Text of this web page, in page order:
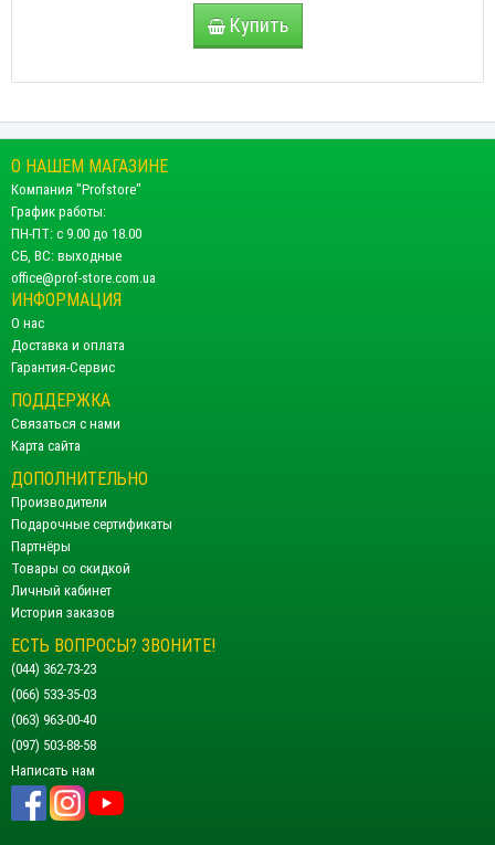
Купить
О НАШЕМ МАГАЗИНЕ
Компания "Profstore"
График работы:
ПН-ПТ: с 9.00 до 18.00
СБ, ВС: выходные
office@prof-store.com.ua
ИНФОРМАЦИЯ
О нас
Доставка и оплата
Гарантия-Сервис
ПОДДЕРЖКА
Связаться с нами
Карта сайта
ДОПОЛНИТЕЛЬНО
Производители
Подарочные сертификаты
Партнёры
Товары со скидкой
Личный кабинет
История заказов
ЕСТЬ ВОПРОСЫ? ЗВОНИТЕ!
(044) 362-73-23
(066) 533-35-03
(063) 963-00-40
(097) 503-88-58
Написать нам